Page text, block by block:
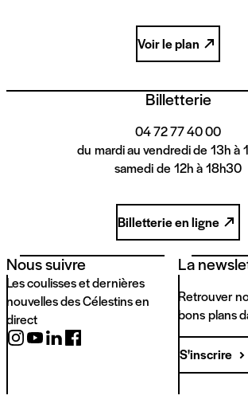
Voir le plan
Billetterie
04 72 77 40 00
du mardi au vendredi de 13h à
samedi de 12h à 18h30
Billetterie en ligne
Nous suivre
Les coulisses et dernières
nouvelles des Célestins en
direct
La
Retrouver
bons plans
S'inscrire